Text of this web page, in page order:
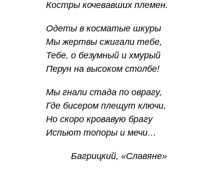
Костры кочевавших племен.
Одеты в косматые шкуры
Мы жертвы сжигали тебе,
Тебе, о безумный и хмурый
Перун на высоком столбе!
Мы гнали стада по оврагу,
Где бисером плещут ключи,
Но скоро кровавую брагу
Испьют топоры и мечи…
Багрицкий, «Славяне»